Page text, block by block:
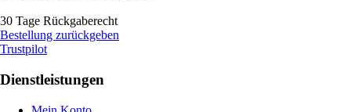
30 Tage Rückgaberecht
Bestellung zurückgeben
Trustpilot
Dienstleistungen